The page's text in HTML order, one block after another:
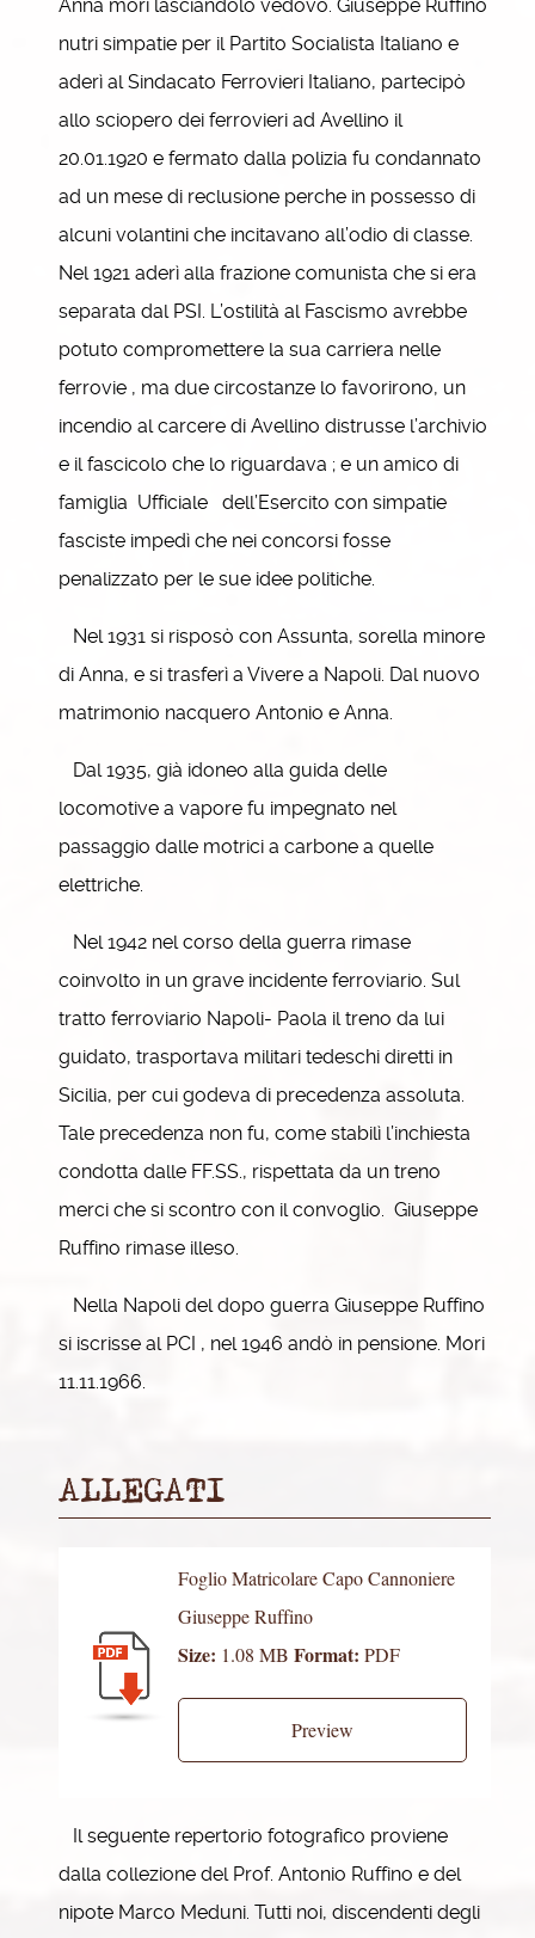
Anna mori lasciandolo vedovo. Giuseppe Ruffino
nutri simpatie per il Partito Socialista Italiano e
aderì al Sindacato Ferrovieri Italiano, partecipò
allo sciopero dei ferrovieri ad Avellino il
20.01.1920 e fermato dalla polizia fu condannato
ad un mese di reclusione perche in possesso di
alcuni volantini che incitavano all’odio di classe.
Nel 1921 aderì alla frazione comunista che si era
separata dal PSI. L’ostilità al Fascismo avrebbe
potuto compromettere la sua carriera nelle
ferrovie , ma due circostanze lo favorirono, un
incendio al carcere di Avellino distrusse l’archivio
e il fascicolo che lo riguardava ; e un amico di
famiglia Ufficiale dell’Esercito con simpatie
fasciste impedì che nei concorsi fosse
penalizzato per le sue idee politiche.
Nel 1931 si risposò con Assunta, sorella minore
di Anna, e si trasferì a Vivere a Napoli. Dal nuovo
matrimonio nacquero Antonio e Anna.
Dal 1935, già idoneo alla guida delle
locomotive a vapore fu impegnato nel
passaggio dalle motrici a carbone a quelle
elettriche.
Nel 1942 nel corso della guerra rimase
coinvolto in un grave incidente ferroviario. Sul
tratto ferroviario Napoli- Paola il treno da lui
guidato, trasportava militari tedeschi diretti in
Sicilia, per cui godeva di precedenza assoluta.
Tale precedenza non fu, come stabilì l’inchiesta
condotta dalle FF.SS., rispettata da un treno
merci che si scontro con il convoglio. Giuseppe
Ruffino rimase illeso.
Nella Napoli del dopo guerra Giuseppe Ruffino
si iscrisse al PCI , nel 1946 andò in pensione. Mori
11.11.1966.
ALLEGATI
Foglio Matricolare Capo Cannoniere
Giuseppe Ruffino
Size: 1.08 MB Format: PDF
Preview
Il seguente repertorio fotografico proviene
dalla collezione del Prof. Antonio Ruffino e del
nipote Marco Meduni. Tutti noi, discendenti degli